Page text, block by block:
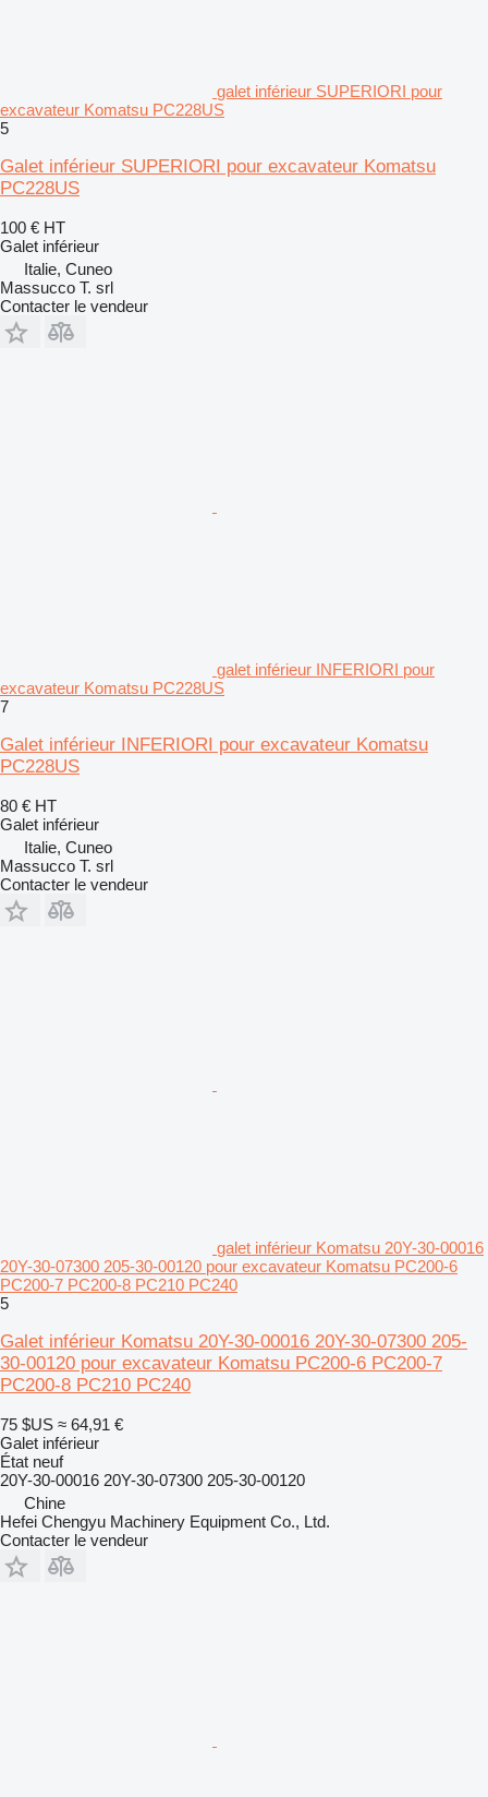
galet inférieur SUPERIORI pour
excavateur Komatsu PC228US
5
Galet inférieur SUPERIORI pour excavateur Komatsu
PC228US
100 € HT
Galet inférieur
Italie, Cuneo
Massucco T. srl
Contacter le vendeur
galet inférieur INFERIORI pour
excavateur Komatsu PC228US
7
Galet inférieur INFERIORI pour excavateur Komatsu
PC228US
80 € HT
Galet inférieur
Italie, Cuneo
Massucco T. srl
Contacter le vendeur
galet inférieur Komatsu 20Y-30-00016
20Y-30-07300 205-30-00120 pour excavateur Komatsu PC200-6
PC200-7 PC200-8 PC210 PC240
5
Galet inférieur Komatsu 20Y-30-00016 20Y-30-07300 205-
30-00120 pour excavateur Komatsu PC200-6 PC200-7
PC200-8 PC210 PC240
75 $US ≈ 64,91 €
Galet inférieur
État neuf
20Y-30-00016 20Y-30-07300 205-30-00120
Chine
Hefei Chengyu Machinery Equipment Co., Ltd.
Contacter le vendeur